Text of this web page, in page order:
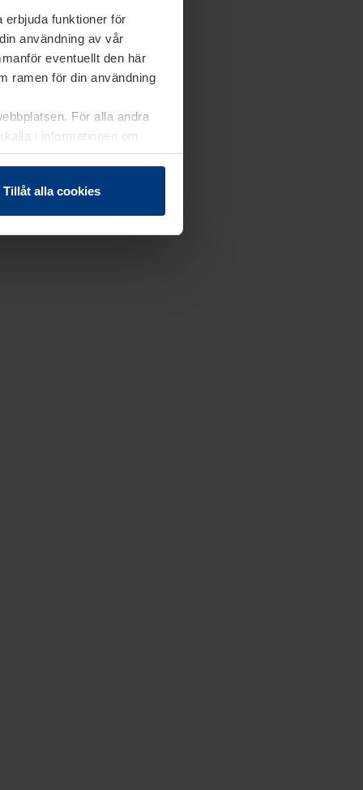
erbjuda funktioner för
användning av vår
eventuellt den här
ramen för din användning
För alla andra
i informationen om
Tillåt alla cookies